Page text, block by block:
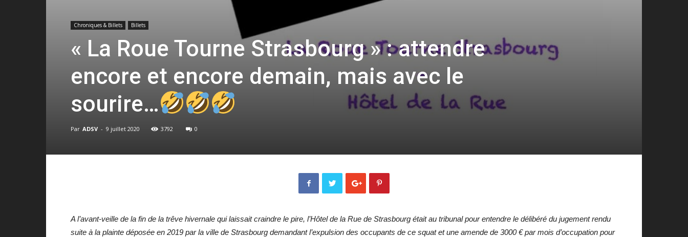
Chroniques & Billets Billets
« La Roue Tourne Strasbourg » : attendre
encore et encore demain, mais avec le
sourire…
Par ADSV - 9 juillet 2020 3792 0
A l’avant-veille de la fin de la trêve hivernale qui laissait craindre le pire, l’Hôtel de la Rue de Strasbourg était au tribunal pour entendre le délibéré du jugement rendu
suite à la plainte déposée en 2019 par la ville de Strasbourg demandant l’expulsion des occupants de ce squat et une amende de 3000 € par mois d’occupation pour